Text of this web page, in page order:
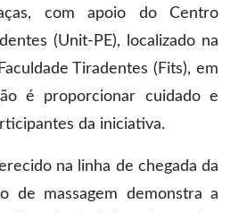
com apoio do Centro
(Unit-PE), localizado na
Tiradentes (Fits), em
é proporcionar cuidado e
da iniciativa.
na linha de chegada da
de massagem demonstra a